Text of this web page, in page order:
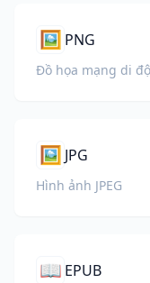
🖼️ PNG
Đồ họa mạng di
🖼️ JPG
Hình ảnh JPEG
📖 EPUB